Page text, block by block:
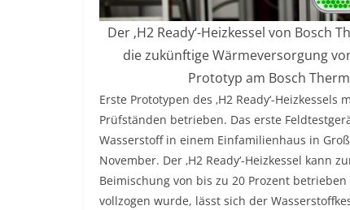
Der ‚H2 Ready‘-Heizkessel von
die zukünftige Wärmeversorgung
Prototyp am Bosch
Erste Prototypen des ‚H2 Ready‘-
Prüfständen betrieben. Das erste
Wasserstoff in einem Einfamilienhaus in
November. Der ‚H2 Ready‘-Heizkessel
Beimischung von bis zu 20 Prozent
vollzogen wurde, lässt sich der